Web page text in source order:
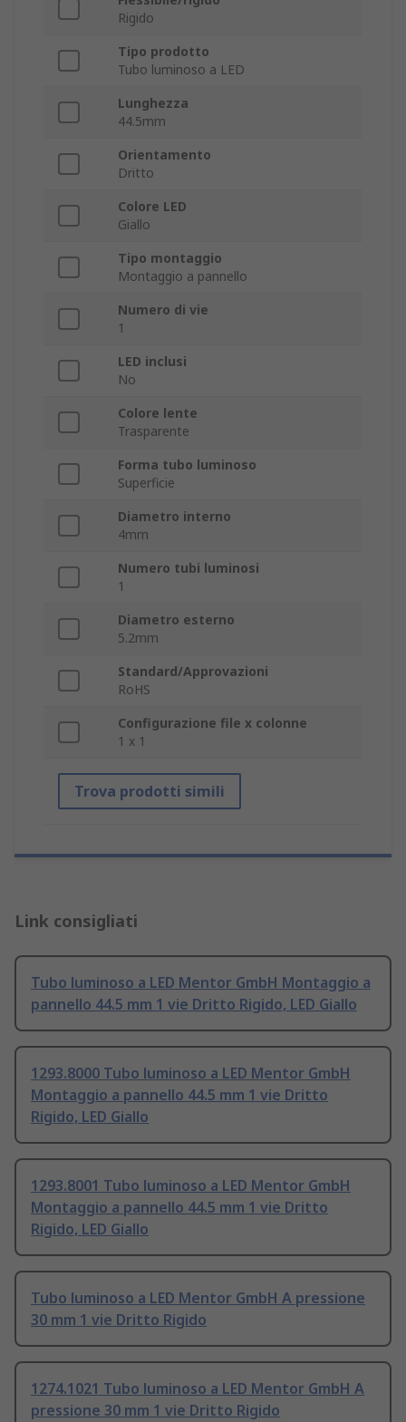
Rigido
Tipo prodotto
Tubo luminoso a LED
Lunghezza
44.5mm
Orientamento
Dritto
Colore LED
Giallo
Tipo montaggio
Montaggio a pannello
Numero di vie
1
LED inclusi
No
Colore lente
Trasparente
Forma tubo luminoso
Superficie
Diametro interno
4mm
Numero tubi luminosi
1
Diametro esterno
5.2mm
Standard/Approvazioni
RoHS
Configurazione file x colonne
1 x 1
Trova prodotti simili
Link consigliati
Tubo luminoso a LED Mentor GmbH Montaggio a
pannello 44.5 mm 1 vie Dritto Rigido, LED Giallo
1293.8000 Tubo luminoso a LED Mentor GmbH
Montaggio a pannello 44.5 mm 1 vie Dritto
Rigido, LED Giallo
1293.8001 Tubo luminoso a LED Mentor GmbH
Montaggio a pannello 44.5 mm 1 vie Dritto
Rigido, LED Giallo
Tubo luminoso a LED Mentor GmbH A pressione
30 mm 1 vie Dritto Rigido
1274.1021 Tubo luminoso a LED Mentor GmbH A
pressione 30 mm 1 vie Dritto Rigido